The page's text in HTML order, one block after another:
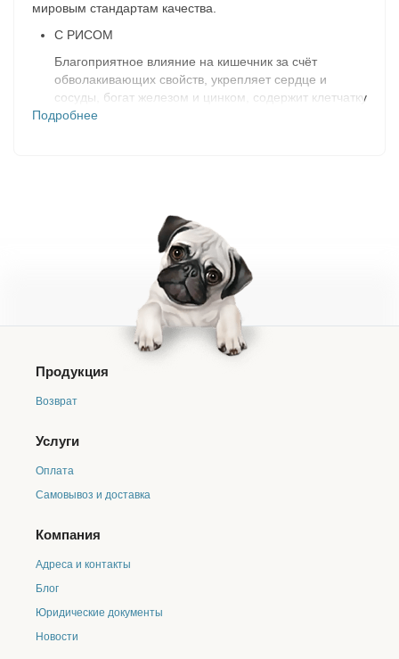
мировым стандартам качества.
С РИСОМ
Благоприятное влияние на кишечник за счёт
обволакивающих свойств, укрепляет сердце и
сосуды, богат железом и цинком, содержит клетчатку
и важные для здоровья питомца аминокислоты.
глютен), а также имеют более высокую пищевую
Улучшает работу кишечника, очищает от шлаков и
токсинов. Содержит витамины E, A, витамины
группы B и аскорбиновую кислоту.
БРОККОЛИ
Позитивно влияет на пищеварение, сердечно-
сосудистую, иммунную системы. Обладает
аллергии. Укрепляет кости.
снизить риск развития болезней сердца и сосудов,
предотвращает кариес и образование камней в
и полезные микроэлементы. Нормализует обмен
веществ. Укрепляет иммунную и сердечно-
Подробнее
Продукция
Возврат
Услуги
Оплата
Самовывоз и доставка
Компания
Адреса и контакты
Блог
Юридические документы
Новости